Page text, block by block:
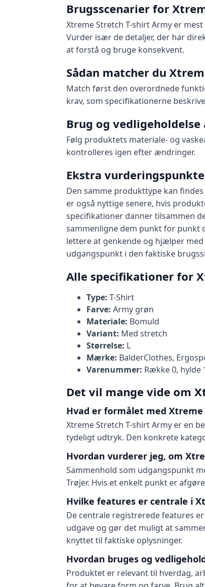
Brugsscenarier for
Xtreme Stretch T-shirt Army er
Vurder især de detaljer, der har
at forstå og bruge konsekvent.
Sådan matcher du
Match først den overordnede
krav, som specifikationerne
Brug og
Følg produktets materiale- og
kontrolleres igen efter ændringer.
Ekstra
Den samme produkttype kan
er også nyttige senere, hvis
specifikationer danner tilsammen
sammenligne dem punkt for punkt
lettere at genkende og hjælper
udgangspunkt i den faktiske
Alle specifikationer for
Type: T-Shirt
Farve: Army grøn
Materiale: Bomuld
Variant: Med stretch
Størrelse: L
Mærke: BalderClothes,
Varenummer: Række 0, hylde
Det vil mange vide om
Hvad er formålet med
Xtreme Stretch T-shirt Army er en
tydeligt udtryk. Den konkrete
Hvordan vurderer jeg, om
Sammenhold som udgangspunkt
Trøjer. Hvis et enkelt punkt er
Hvilke features er centrale i
De centrale registrerede features
udgave og gør det muligt at
knyttet til faktiske oplysninger.
Hvordan bruges og
Produktet er relevant til hverdag,